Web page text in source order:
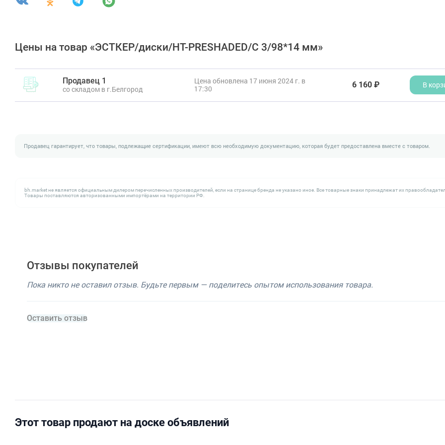
Цены на товар «ЭСТКЕР/диски/HT-PRESHADED/С 3/98*14 мм»
Продавец 1
со складом в г.Белгород
Цена обновлена 17 июня 2024 г. в
17:30
6 160 ₽ В
Продавец гарантирует, что товары, подлежащие сертификации, имеют всю необходимую документацию, которая будет предоставлена вместе с товаром.
bh.market не является официальным дилером перечисленных производителей, если на странице бренда не указано иное. Все товарные знаки принадлежат их
Товары поставляются авторизованными импортёрами на территории РФ.
Отзывы покупателей
Пока никто не оставил отзыв. Будьте первым — поделитесь опытом использования товара.
Оставить отзыв
Этот товар продают на доске объявлений